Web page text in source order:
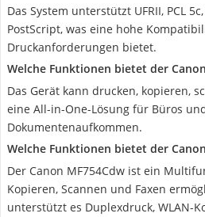
Das System unterstützt UFRII, PCL
PostScript, was eine hohe
Druckanforderungen bietet.
Welche Funktionen bietet der Canon
Das Gerät kann drucken, kopieren,
eine All-in-One-Lösung für Büros
Dokumentenaufkommen.
Welche Funktionen bietet der Canon
Der Canon MF754Cdw ist ein
Kopieren, Scannen und Faxen
unterstützt es Duplexdruck, WLAN-